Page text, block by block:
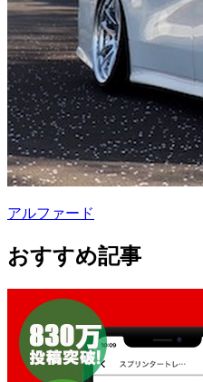
アルファード
おすすめ記事